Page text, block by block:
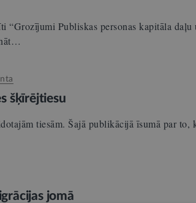
“Grozījumi Publiskas personas kapitāla daļu
šķīrējtiesu
tiesām. Šajā publikācijā īsumā par to,
jomā